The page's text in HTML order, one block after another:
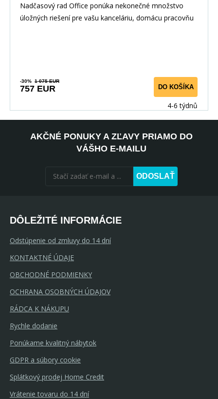
Nadčasový rad Office ponúka nekonečné množstvo
úložných riešení pre vašu kanceláriu, domácu pracovňu
-30% 1 075 EUR
757 EUR DO KOŠÍKA
4-6 týdnů
AKČNÉ PONUKY A ZĽAVY PRIAMO DO
VÁŠHO E-MAILU
ODOSLAŤ
DÔLEŽITÉ INFORMÁCIE
Odstúpenie od zmluvy do 14 dní
KONTAKTNÉ ÚDAJE
OBCHODNÉ PODMIENKY
OCHRANA OSOBNÝCH ÚDAJOV
RÁDCA K NÁKUPU
Rychle dodanie
Ponúkame kvalitný nábytok
GDPR a súbory cookie
Splátkový prodej Home Credit
Vrátenie tovaru do 14 dní